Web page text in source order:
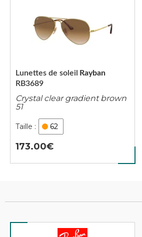
RB3689
Lunettes de soleil Rayban
Crystal clear gradient brown
51
62
173.00